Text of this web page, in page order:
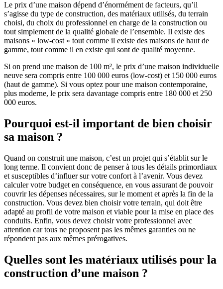
Le prix d’une maison dépend d’énormément de facteurs, qu’il
s’agisse du type de construction, des matériaux utilisés, du terrain
choisi, du choix du professionnel en charge de la construction ou
tout simplement de la qualité globale de l’ensemble. Il existe des
maisons « low-cost » tout comme il existe des maisons de haut de
gamme, tout comme il en existe qui sont de qualité moyenne.
Si on prend une maison de 100 m², le prix d’une maison individuelle
neuve sera compris entre 100 000 euros (low-cost) et 150 000 euros
(haut de gamme). Si vous optez pour une maison contemporaine,
plus moderne, le prix sera davantage compris entre 180 000 et 250
000 euros.
Pourquoi est-il important de bien choisir
sa maison ?
Quand on construit une maison, c’est un projet qui s’établit sur le
long terme. Il convient donc de penser à tous les détails primordiaux
et susceptibles d’influer sur votre confort à l’avenir. Vous devez
calculer votre budget en conséquence, en vous assurant de pouvoir
couvrir les dépenses nécessaires, sur le moment et après la fin de la
construction. Vous devez bien choisir votre terrain, qui doit être
adapté au profil de votre maison et viable pour la mise en place des
conduits. Enfin, vous devez choisir votre professionnel avec
attention car tous ne proposent pas les mêmes garanties ou ne
répondent pas aux mêmes prérogatives.
Quelles sont les matériaux utilisés pour la
construction d’une maison ?